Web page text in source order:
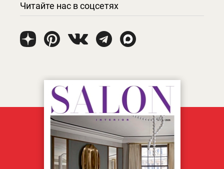
Читайте нас в соцсетях